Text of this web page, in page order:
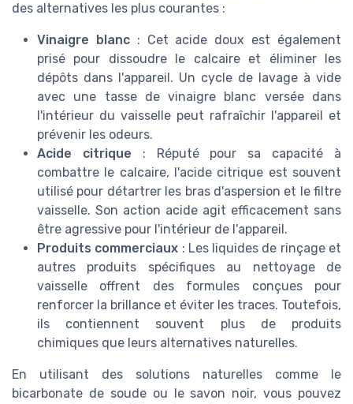
des alternatives les plus courantes :
Vinaigre blanc: Cet acide doux est également
prisé pour dissoudre le calcaire et éliminer les
dépôts dans l'appareil. Un cycle de lavage à vide
avec une tasse de vinaigre blanc versée dans
l'intérieur du vaisselle peut rafraîchir l'appareil et
prévenir les odeurs.
Acide citrique : Réputé pour sa capacité à
combattre le calcaire, l'acide citrique est souvent
utilisé pour détartrer les bras d'aspersion et le filtre
vaisselle. Son action acide agit efficacement sans
être agressive pour l'intérieur de l'appareil.
Produits commerciaux : Les liquides de rinçage et
autres produits spécifiques au nettoyage de
vaisselle offrent des formules conçues pour
renforcer la brillance et éviter les traces. Toutefois,
ils contiennent souvent plus de produits
chimiques que leurs alternatives naturelles.
En utilisant des solutions naturelles comme le
bicarbonate de soude ou le savon noir, vous pouvez